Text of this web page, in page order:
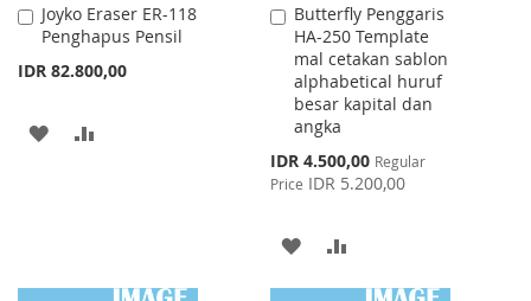
Joyko Eraser ER-118
Penghapus Pensil
IDR 82.800,00
Add
to
ADD
Butterfly Penggaris
HA-250 Template
mal cetakan sablon
alphabetical huruf
besar kapital dan
angka
Special
Price
IDR 4.500,00 Regular
Price IDR 5.200,00
Add
to
Cart
ADD
TO
TO